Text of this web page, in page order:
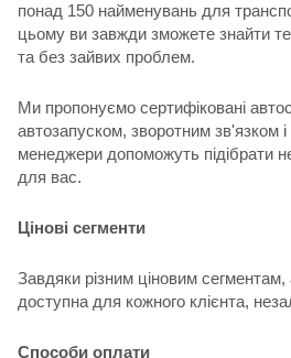
понад 150 найменувань для
цьому ви завжди зможете знайти
та без зайвих проблем.
Ми пропонуємо сертифіковані
автозапуском, зворотним зв'язком
менеджери допоможуть підібрати
для вас.
Цінові сегменти
Завдяки різним ціновим сегментам,
доступна для кожного клієнта,
Способи оплати